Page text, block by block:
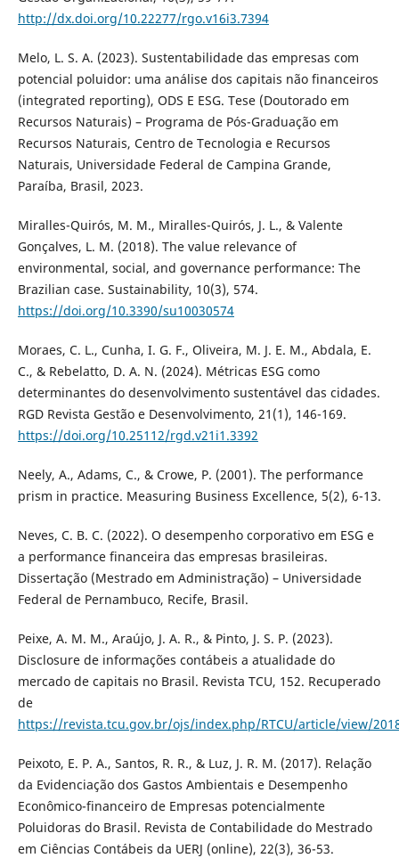
http://dx.doi.org/10.22277/rgo.v16i3.7394
Melo, L. S. A. (2023). Sustentabilidade das empresas com
potencial poluidor: uma análise dos capitais não financeiros
(integrated reporting), ODS E ESG. Tese (Doutorado em
Recursos Naturais) – Programa de Pós-Graduação em
Recursos Naturais, Centro de Tecnologia e Recursos
Naturais, Universidade Federal de Campina Grande,
Paraíba, Brasil, 2023.
Miralles-Quirós, M. M., Miralles-Quirós, J. L., & Valente
Gonçalves, L. M. (2018). The value relevance of
environmental, social, and governance performance: The
Brazilian case. Sustainability, 10(3), 574.
https://doi.org/10.3390/su10030574
Moraes, C. L., Cunha, I. G. F., Oliveira, M. J. E. M., Abdala, E.
C., & Rebelatto, D. A. N. (2024). Métricas ESG como
determinantes do desenvolvimento sustentável das cidades.
RGD Revista Gestão e Desenvolvimento, 21(1), 146-169.
https://doi.org/10.25112/rgd.v21i1.3392
Neely, A., Adams, C., & Crowe, P. (2001). The performance
prism in practice. Measuring Business Excellence, 5(2), 6-13.
Neves, C. B. C. (2022). O desempenho corporativo em ESG e
a performance financeira das empresas brasileiras.
Dissertação (Mestrado em Administração) – Universidade
Federal de Pernambuco, Recife, Brasil.
Peixe, A. M. M., Araújo, J. A. R., & Pinto, J. S. P. (2023).
Disclosure de informações contábeis a atualidade do
mercado de capitais no Brasil. Revista TCU, 152. Recuperado
de
https://revista.tcu.gov.br/ojs/index.php/RTCU/article/view/
Peixoto, E. P. A., Santos, R. R., & Luz, J. R. M. (2017). Relação
da Evidenciação dos Gastos Ambientais e Desempenho
Econômico-financeiro de Empresas potencialmente
Poluidoras do Brasil. Revista de Contabilidade do Mestrado
em Ciências Contábeis da UERJ (online), 22(3), 36-53.